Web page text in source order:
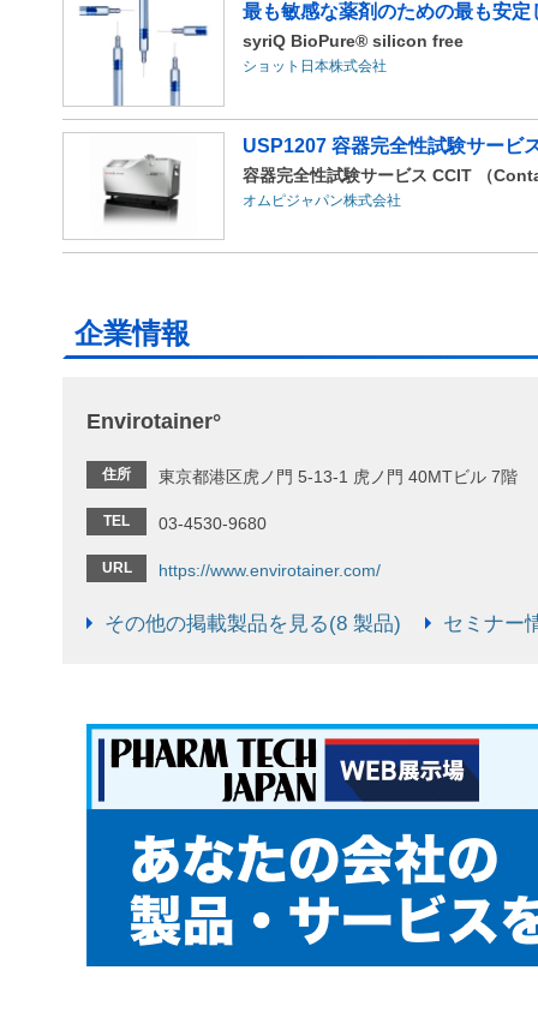
最も敏感な薬剤のための最も安定
syriQ BioPure® silicon free
ショット日本株式会社
USP1207 容器完全性試験サービ
容器完全性試験サービス CCIT （
オムピジャパン株式会社
企業情報
Envirotainer°
住所 東京都港区虎ノ門 5-13-1 虎ノ門 40MTビル 7階
TEL 03-4530-9680
URL https://www.envirotainer.com/
その他の掲載製品を見る(8 製品) セミナー